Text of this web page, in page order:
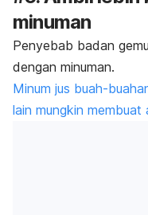
minuman
Penyebab badan
dengan minuman.
Minum jus buah-
lain mungkin